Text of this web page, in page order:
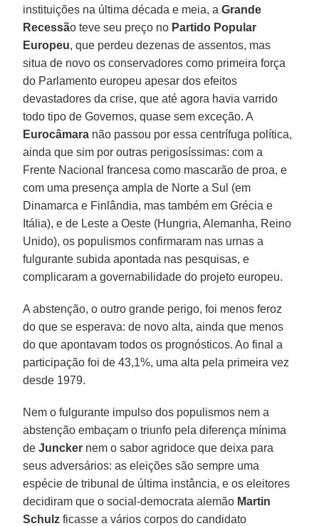
instituições na última década e meia, aGrande
Recessão teve seu preço no Partido Popular
Europeu, que perdeu dezenas de assentos, mas
situa de novo os conservadores como primeira força
do Parlamento europeu apesar dos efeitos
devastadores da crise, que até agora havia varrido
todo tipo de Governos, quase sem exceção. A
Eurocâmara não passou por essa centrífuga política,
ainda que sim por outras perigosíssimas: com a
Frente Nacional francesa como mascarão de proa, e
com uma presença ampla de Norte a Sul (em
Dinamarca e Finlândia, mas também em Grécia e
Itália), e de Leste a Oeste (Hungria, Alemanha, Reino
Unido), os populismos confirmaram nas urnas a
fulgurante subida apontada nas pesquisas, e
complicaram a governabilidade do projeto europeu.
A abstenção, o outro grande perigo, foi menos feroz
do que se esperava: de novo alta, ainda que menos
do que apontavam todos os prognósticos. Ao final a
participação foi de 43,1%, uma alta pela primeira vez
desde 1979.
Nem o fulgurante impulso dos populismos nem a
abstenção embaçam o triunfo pela diferença mínima
deJuncker nem o sabor agridoce que deixa para
seus adversários: as eleições são sempre uma
espécie de tribunal de última instância, e os eleitores
decidiram que o social-democrata alemão Martin
Schulz ficasse a vários corpos do candidato